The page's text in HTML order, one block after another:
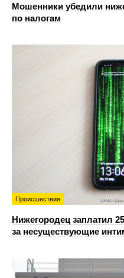
Мошенники убедили
по налогам
Происшествия
Нижегородец заплатил
за несуществующие